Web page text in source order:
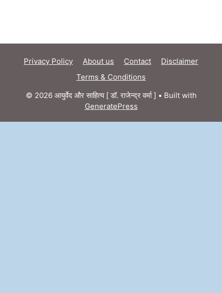
Privacy Policy About us Contact
Disclaimer
Terms & Conditions
© 2026 आयुर्वेद और साहित्य [ डॉ. राजेन्द्र वर्मा ] • Built with
GeneratePress